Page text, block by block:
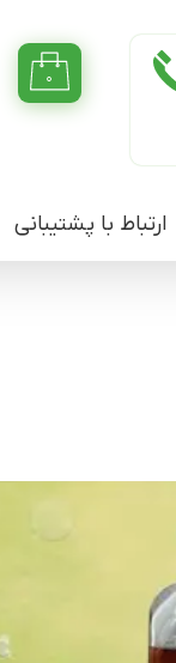
ارتباط با پشتیبانی
۰